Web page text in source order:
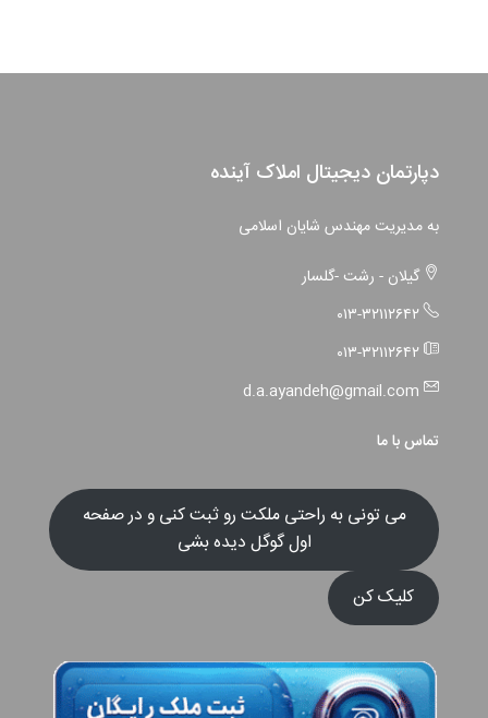
دپارتمان دیجیتال املاک آینده
به مدیریت مهندس شایان اسلامی
گیلان - رشت -گلسار
۰۱۳-۳۲۱۱۲۶۴۲
۰۱۳-۳۲۱۱۲۶۴۲
d.a.ayandeh@gmail.com
تماس با ما
می تونی به راحتی ملکت رو ثبت کنی و در صفحه
اول گوگل دیده بشی
کلیک کن